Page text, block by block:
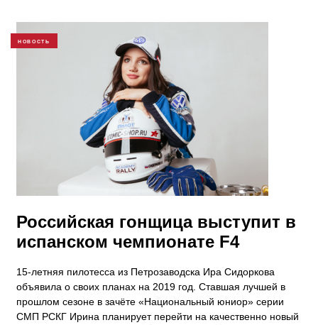
НОВОСТЬ
Российская гонщица выступит в
испанском чемпионате F4
15-летняя пилотесса из Петрозаводска Ира Сидоркова
объявила о своих планах на 2019 год. Ставшая лучшей в
прошлом сезоне в зачёте «Национальный юниор» серии
СМП РСКГ Ирина планирует перейти на качественно новый